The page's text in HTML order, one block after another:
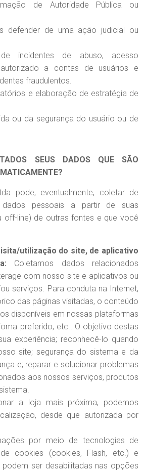
de Autoridade Pública ou
defender de uma ação judicial ou
incidentes de abuso, acesso
a contas de usuários e
fraudulentos.
e elaboração de estratégia de
ou da segurança do usuário ou de
SEUS DADOS QUE SÃO
pode, eventualmente, coletar de
dados pessoais a partir de suas
off-line) de outras fontes e que você
utilização do site, de aplicativo
Coletamos dados relacionados
com nosso site e aplicativos ou
serviços. Para conduta na Internet,
das páginas visitadas, o conteúdo
disponíveis em nossas plataformas
preferido, etc.. O objetivo destas
experiência; reconhecê-lo quando
site; segurança do sistema e da
e; reparar e solucionar problemas
aos nossos serviços, produtos
a loja mais próxima, podemos
desde que autorizada por
por meio de tecnologias de
cookies (cookies, Flash, etc.) e
ser desabilitadas nas opções